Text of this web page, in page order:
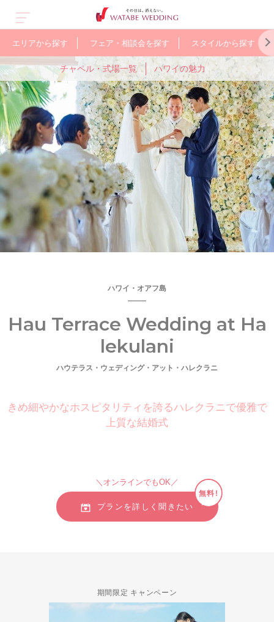
エリアから探す フェア・相談会を探す スタイルから探す
グアム オーストラリア バリ ヨーロッパ
プン&
アル
人気のガーデン
ウェディング
少人数で
アットホームに
WEB限定の
お得なプラン
チャペル・式場一覧 ハワイの魅力
ハワイ・オアフ島
Hau Terrace Wedding at Ha
lekulani
ハウテラス・ウェディング・アット・ハレクラニ
きめ細やかなホスピタリティを誇るハレクラニで優雅で
上質な結婚式
＼オンラインでもOK／
プランを詳しく聞きたい
無料!
期間限定 キャンペーン